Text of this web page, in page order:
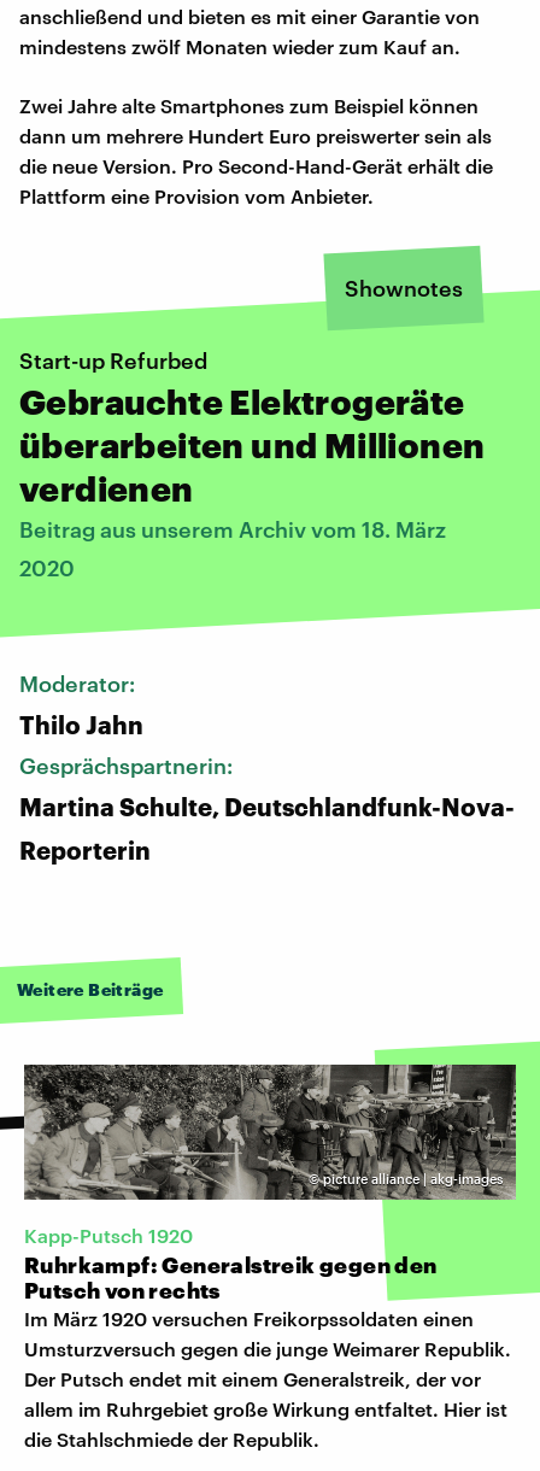
anschließend und bieten es mit einer Garantie von
mindestens zwölf Monaten wieder zum Kauf an.
Zwei Jahre alte Smartphones zum Beispiel können
dann um mehrere Hundert Euro preiswerter sein als
die neue Version. Pro Second-Hand-Gerät erhält die
Plattform eine Provision vom Anbieter.
Shownotes
Start-up Refurbed
Gebrauchte Elektrogeräte
überarbeiten und Millionen
verdienen
Beitrag aus unserem Archiv vom 18. März
2020
Moderator:
Thilo Jahn
Gesprächspartnerin:
Martina Schulte, Deutschlandfunk-Nova-
Reporterin
Weitere Beiträge
©picture alliance | akg-images
Kapp-Putsch 1920
Ruhrkampf: Generalstreik gegen den
Putsch von rechts
Im März 1920 versuchen Freikorpssoldaten einen
Umsturzversuch gegen die junge Weimarer Republik.
Der Putsch endet mit einem Generalstreik, der vor
allem im Ruhrgebiet große Wirkung entfaltet. Hier ist
die Stahlschmiede der Republik.